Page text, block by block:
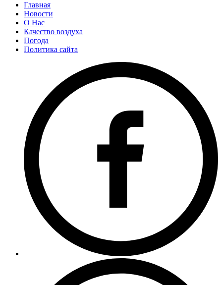
Главная
Новости
О Нас
Качество воздуха
Погода
Политика сайта